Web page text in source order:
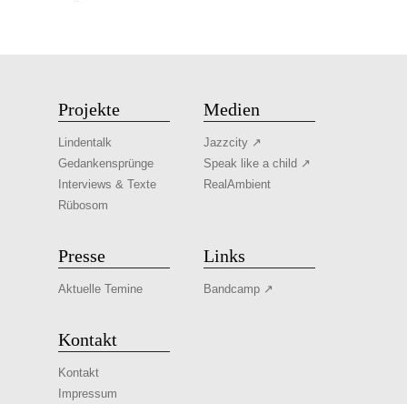
Projekte
Lindentalk
Gedankensprünge
Interviews & Texte
Rübosom
Medien
Jazzcity ↗
Speak like a child ↗
RealAmbient
Presse
Aktuelle Temine
Links
Bandcamp ↗
Kontakt
Kontakt
Impressum